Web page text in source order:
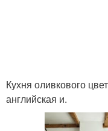
Кухня оливкового
английская и.